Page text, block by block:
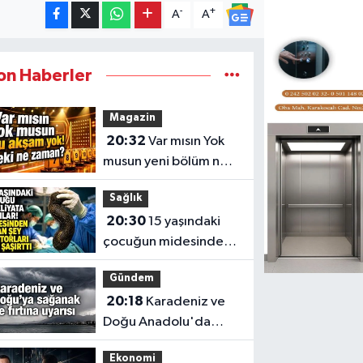
A- A+
Haberler
Magazin
20:32 Var mısın Yok
musun yeni bölüm ne
zaman?
Sağlık
20:3015 yaşındaki
çocuğun midesinden
çıkanlar hayret ettirdi
Gündem
20:18
Doğu Anadolu'da
sağanak ve fırtına
Ekonomi